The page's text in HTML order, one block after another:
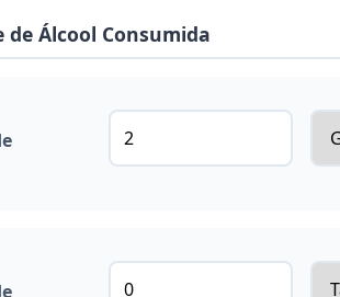
Álcool Consumida